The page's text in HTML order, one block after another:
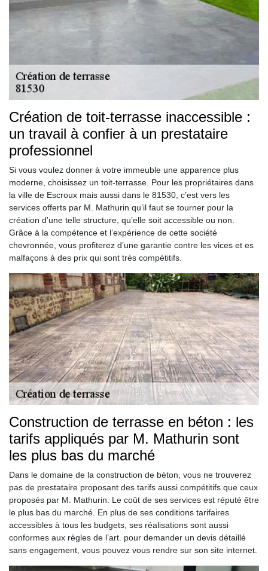
Création de toit-terrasse inaccessible :
un travail à confier à un prestataire
professionnel
Si vous voulez donner à votre immeuble une apparence plus
moderne, choisissez un toit-terrasse. Pour les propriétaires dans
la ville de Escroux mais aussi dans le 81530, c’est vers les
services offerts par M. Mathurin qu’il faut se tourner pour la
création d’une telle structure, qu’elle soit accessible ou non.
Grâce à la compétence et l’expérience de cette société
chevronnée, vous profiterez d’une garantie contre les vices et es
malfaçons à des prix qui sont très compétitifs.
Construction de terrasse en béton : les
tarifs appliqués par M. Mathurin sont
les plus bas du marché
Dans le domaine de la construction de béton, vous ne trouverez
pas de prestataire proposant des tarifs aussi compétitifs que ceux
proposés par M. Mathurin. Le coût de ses services est réputé être
le plus bas du marché. En plus de ses conditions tarifaires
accessibles à tous les budgets, ses réalisations sont aussi
conformes aux règles de l’art. pour demander un devis détaillé
sans engagement, vous pouvez vous rendre sur son site internet.